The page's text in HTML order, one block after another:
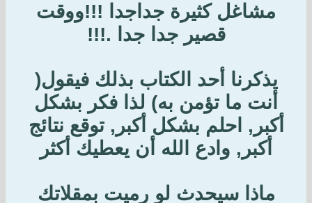
مشاغل كثيرة جداجدا !!!ووقت
قصير جدا جدا .!!!
يذكرنا أحد الكتاب بذلك فيقول(
أنت ما تؤمن به) لذا فكر بشكل
أكبر, احلم بشكل أكبر, توقع نتائج
أكبر, وادع الله أن يعطيك أكثر
ماذا سيحدث لو رميت بمقلاتك